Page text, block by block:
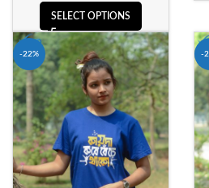
SELECT OPTIONS
-22% -